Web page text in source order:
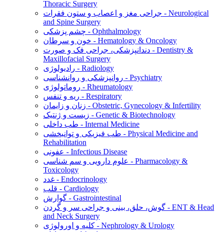
Thoracic Surgery
جراحی مغز و اعصاب و ستون فقرات - Neurological
and Spine Surgery
چشم پزشکی - Ophthalmology
خون و سرطان - Hematology & Oncology
دندانپزشکی، جراحی فک و صورت - Dentistry &
Maxillofacial Surgery
رادیولوژی - Radiology
روانپزشکی و روانشناسی - Psychiatry
روماتولوژی - Rheumatology
ریه و تنفس - Respiratory
زنان و زایمان - Obstetric, Gynecology & Infertility
زیست و ژنتیک - Genetic & Biotechnology
طب داخلی - Internal Medicine
طب فیزیکی و توانبخشی - Physical Medicine and
Rehabilitation
عفونی - Infectious Disease
علوم دارویی و سم شناسی - Pharmacology &
Toxicology
غدد - Endocrinology
قلب - Cardiology
گوارش - Gastrointestinal
گوش، حلق، بینی و جراحی سر و گردن - ENT & Head
and Neck Surgery
کلیه و اورولوژی - Nephrology & Urology